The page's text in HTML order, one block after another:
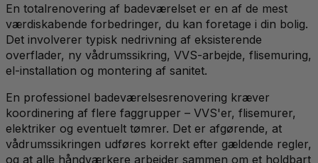
En totalrenovering af badeværelset er en af de mest
værdiskabende forbedringer, du kan foretage i din bolig.
Det involverer typisk nedrivning af eksisterende
overflader, ny vådrumssikring, VVS-arbejde, flisemuring,
el-installation og montering af sanitet.
En professionel badeværelsesrenovering kræver
koordinering af flere faggrupper – VVS'er, flisemurer,
elektriker og eventuelt tømrer. Det er afgørende, at
vådrumssikringen udføres korrekt efter gældende regler,
og at alle håndværkere arbejder sammen om et holdbart